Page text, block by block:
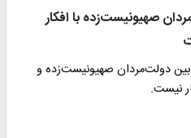
صهیونیست‌زده با افکار
دولت‌مردان صهیونیست‌زده و
نیست.